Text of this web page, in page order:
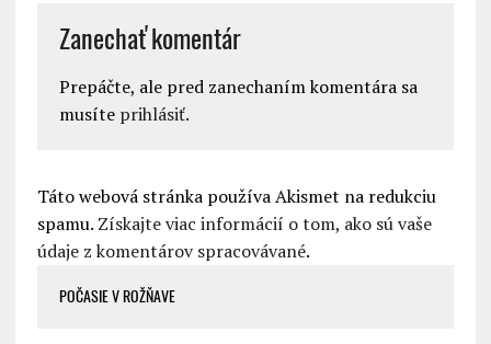
Zanechať komentár
Prepáčte, ale pred zanechaním komentára sa
musíte prihlásiť.
Táto webová stránka používa Akismet na redukciu
spamu. Získajte viac informácií o tom, ako sú vaše
údaje z komentárov spracovávané.
POČASIE V ROŽŇAVE